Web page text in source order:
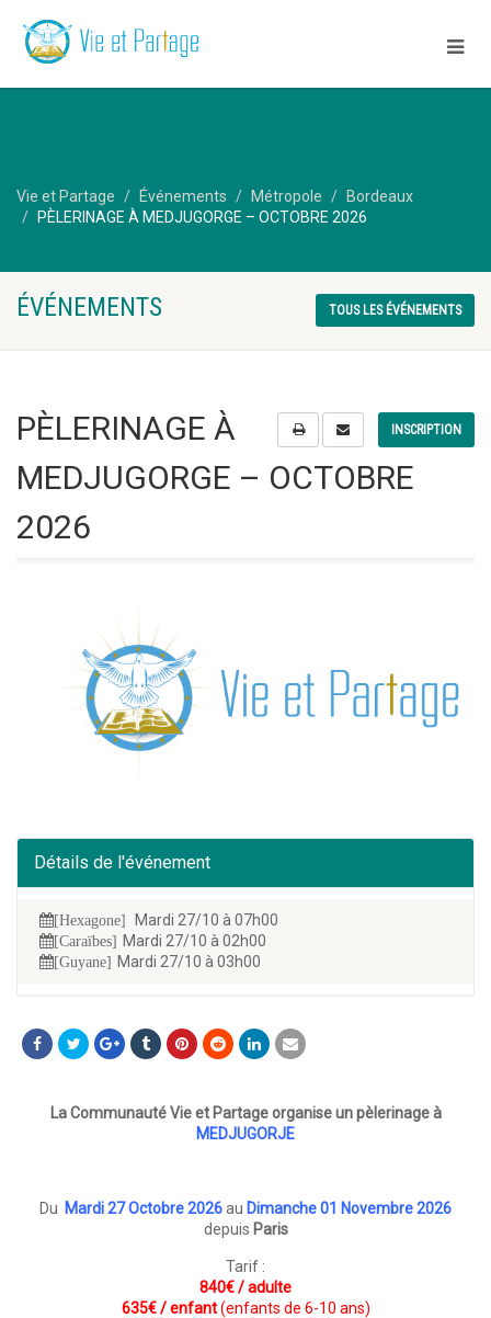
Vie et Partage Événements Métropole
Bordeaux
PÈLERINAGE À MEDJUGORGE – OCTOBRE 2026
ÉVÉNEMENTS TOUS LES ÉVÉNEMENTS
INSCRIPTION
PÈLERINAGE À
MEDJUGORGE – OCTOBRE
2026
Détails de l'événement
[Hexagone] Mardi 27/10 à 07h00
[Caraïbes] Mardi 27/10 à 02h00
[Guyane] Mardi 27/10 à 03h00
La Communauté Vie et Partage organise un pèlerinage à
MEDJUGORJE
Du Mardi 27 Octobre 2026au Dimanche 01 Novembre 2026
depuis Paris
Tarif :
840€ / adulte
635€ / enfant(enfants de 6-10 ans)